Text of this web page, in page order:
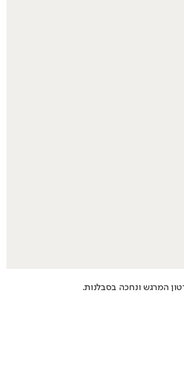
המרגש ונחכה בסבלנות.